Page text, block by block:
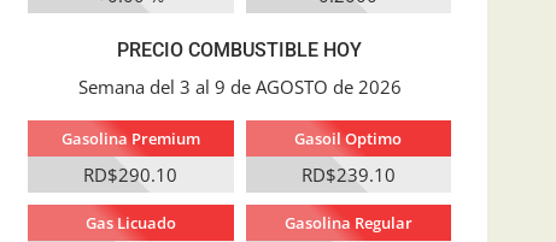
PRECIO COMBUSTIBLE HOY
Semana del 3 al 9 de AGOSTO de 2026
Gasolina Premium
RD$290.10
Gasoil Optimo
RD$239.10
Gas Licuado Gasolina Regular